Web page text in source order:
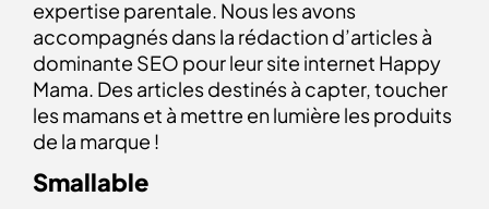
expertise parentale. Nous les avons
accompagnés dans la rédaction d’articles à
dominante SEO pour leur site internet Happy
Mama. Des articles destinés à capter, toucher
les mamans et à mettre en lumière les produits
de la marque !
Smallable